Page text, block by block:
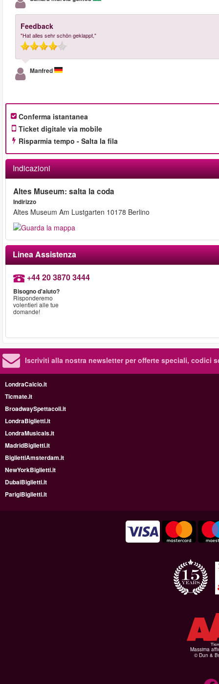
Feedback
"Hat alles sehr schön geklappt,"
Manfred
Conferma istantanea
Ticket digitale via mobile
Risparmia tempo - Salta la fila
Indicazioni
Altes Museum: salta la coda
Indirizzo
Altes Museum Am Lustgarten 10178 Berlino
Linea Assistenza
+44 20 3870 3444
Bisogno d'aiuto?
Risponderemo
volentieri alle tue
domande!
Iscriviti alla nostra newsletter per offerte speciali, codici
LondraCalcio.it
Ticmate.it
BroadwaySpettacoli.it
LondraBiglietti.it
LondraMusicals.it
MadridBiglietti.it
BigliettiAmsterdam.it
NewYorkBiglietti.it
DubaiBiglietti.it
ParigiBiglietti.it
Massima
© Dun &